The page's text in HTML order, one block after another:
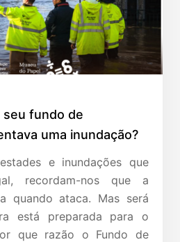
seu fundo de
uma inundação?
e inundações que
recordam-nos que a
quando ataca. Mas será
está preparada para o
que razão o Fundo de